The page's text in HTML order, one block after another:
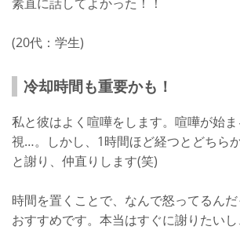
(20代：学生)
冷却時間も重要かも！
私と彼はよく喧嘩をします。喧嘩が始
視…。しかし、1時間ほど経つとどちら
と謝り、仲直りします(笑)
時間を置くことで、なんで怒ってるん
おすすめです。本当はすぐに謝りたい